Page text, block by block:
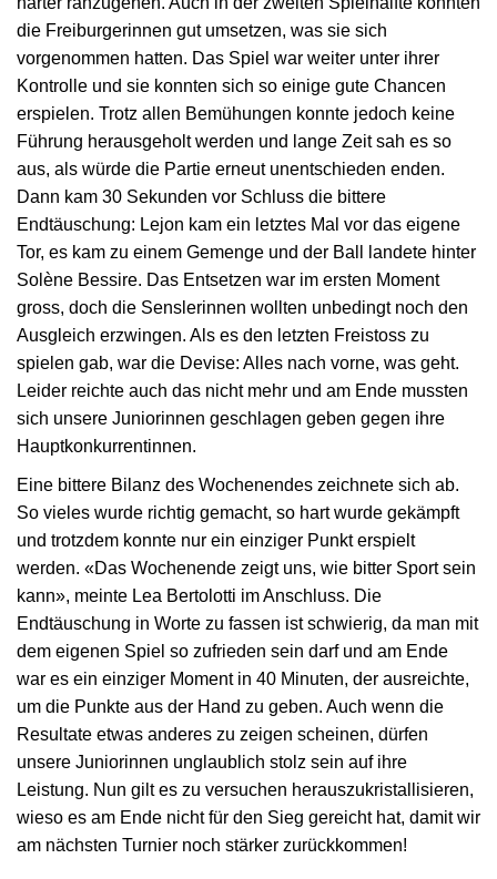
die Freiburgerinnen gut umsetzen, was sie sich
vorgenommen hatten. Das Spiel war weiter unter ihrer
Kontrolle und sie konnten sich so einige gute Chancen
erspielen. Trotz allen Bemühungen konnte jedoch keine
Führung herausgeholt werden und lange Zeit sah es so
aus, als würde die Partie erneut unentschieden enden.
Dann kam 30 Sekunden vor Schluss die bittere
Endtäuschung: Lejon kam ein letztes Mal vor das eigene
Tor, es kam zu einem Gemenge und der Ball landete hinter
Solène Bessire. Das Entsetzen war im ersten Moment
gross, doch die Senslerinnen wollten unbedingt noch den
Ausgleich erzwingen. Als es den letzten Freistoss zu
spielen gab, war die Devise: Alles nach vorne, was geht.
Leider reichte auch das nicht mehr und am Ende mussten
sich unsere Juniorinnen geschlagen geben gegen ihre
Hauptkonkurrentinnen.
Eine bittere Bilanz des Wochenendes zeichnete sich ab.
So vieles wurde richtig gemacht, so hart wurde gekämpft
und trotzdem konnte nur ein einziger Punkt erspielt
werden. «Das Wochenende zeigt uns, wie bitter Sport sein
kann», meinte Lea Bertolotti im Anschluss. Die
Endtäuschung in Worte zu fassen ist schwierig, da man mit
dem eigenen Spiel so zufrieden sein darf und am Ende
war es ein einziger Moment in 40 Minuten, der ausreichte,
um die Punkte aus der Hand zu geben. Auch wenn die
Resultate etwas anderes zu zeigen scheinen, dürfen
unsere Juniorinnen unglaublich stolz sein auf ihre
Leistung. Nun gilt es zu versuchen herauszukristallisieren,
wieso es am Ende nicht für den Sieg gereicht hat, damit wir
am nächsten Turnier noch stärker zurückkommen!